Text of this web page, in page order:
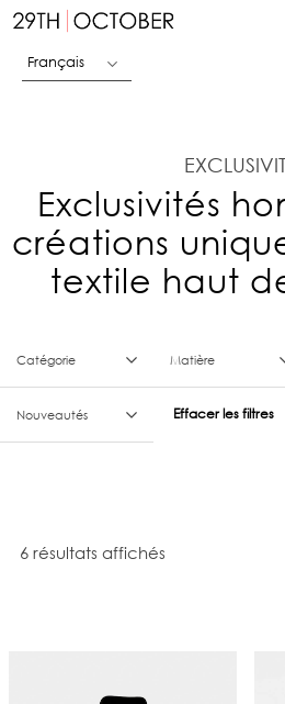
Français
Exclusivités
créations
textile haut
Catégorie Matière
Nouveautés Effacer les filtres
6 résultats affichés